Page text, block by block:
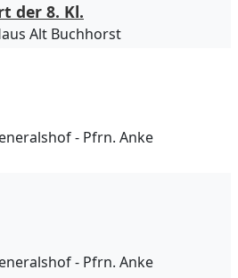
der 8. Kl.
Alt Buchhorst
Pfrn. Anke
Pfrn. Anke